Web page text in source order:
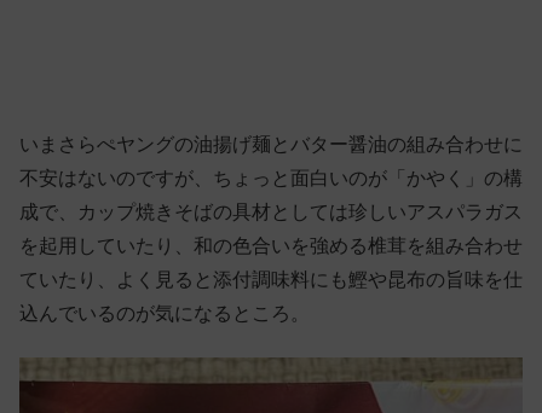
いまさらぺヤングの油揚げ麺とバター醤油の組み合わせに
不安はないのですが、ちょっと面白いのが「かやく」の構
成で、カップ焼きそばの具材としては珍しいアスパラガス
を起用していたり、和の色合いを強める椎茸を組み合わせ
ていたり、よく見ると添付調味料にも鰹や昆布の旨味を仕
込んでいるのが気になるところ。